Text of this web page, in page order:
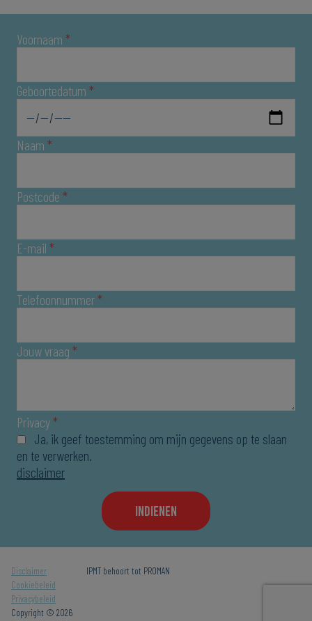
Voornaam *
Geboortedatum *
Naam *
Postcode *
E-mail *
Telefoonnummer*
Jouw vraag *
Privacy*
Ja, ik geef toestemming om mijn gegevens op te slaan
en te verwerken.
disclaimer
Disclaimer
Cookiebeleid
Privacybeleid
Copyright © 2026
IPMT behoort tot PROMAN